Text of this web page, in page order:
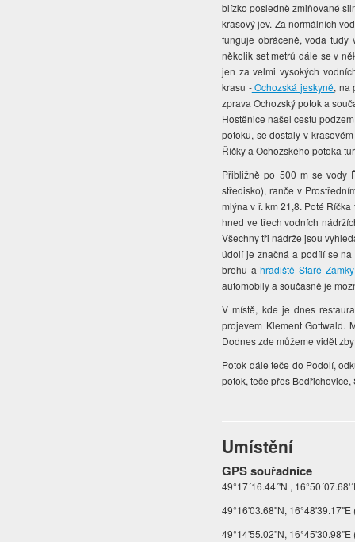
blízko posledně zmiňované
krasový jev. Za normálních
funguje obráceně, voda tudy
několik set metrů dále se v
jen za velmi vysokých
krasu -Ochozská jeskyně, na
zprava Ochozský potok a
Hostěnice našel cestu
potoku, se dostaly v
Říčky a Ochozského potoka
Přibližně po 500 m se vody
středisko), ranče v
mlýna v ř. km 21,8. Poté
hned ve třech vodních
Všechny tři nádrže jsou
údolí je značná a podílí se
břehu ahradiště Staré
automobily a současně je
V místě, kde je dnes
projevem Klement Gottwald.
Dodnes zde můžeme vidět
Potok dále teče do Podolí,
potok, teče přes
Umístění
GPS souřadnice
49°17´16.44´'N ,
49°16'03.68"N,
49°14'55.02"N,